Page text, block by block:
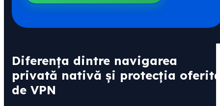
Diferența dintre navigarea
privată nativă și protecția
de VPN